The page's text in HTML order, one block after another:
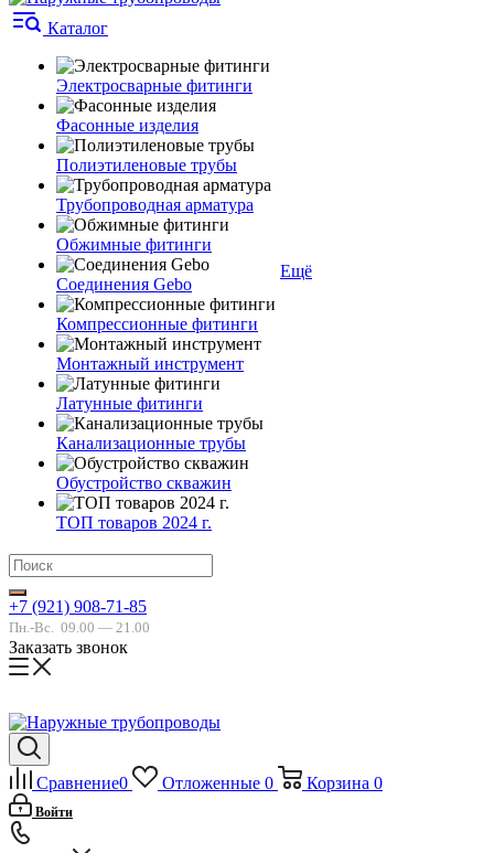
Каталог
Электросварные фитинги
Фасонные изделия
Полиэтиленовые трубы
Трубопроводная арматура
Обжимные фитинги
Соединения Gebo
Компрессионные фитинги
Монтажный инструмент
Латунные фитинги
Канализационные трубы
Обустройство скважин
ТОП товаров 2024 г.
Ещё
+7 (921) 908-71-85
Пн.-Вс. 09.00 — 21.00
Заказать звонок
Сравнение0 Отложенные 0 Корзина 0
Войти